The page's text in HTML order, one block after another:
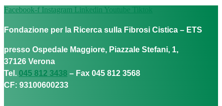
Facebook-f Instagram Linkedin Youtube Tiktok
Fondazione per la Ricerca sulla Fibrosi Cistica – ETS
presso Ospedale Maggiore, Piazzale Stefani, 1,
37126 Verona
Tel. 045 812 3438 – Fax 045 812 3568
CF: 93100600233